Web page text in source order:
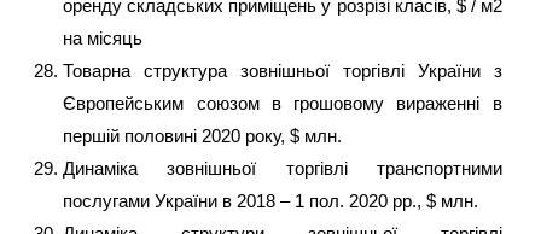
оренду складських приміщень у розрізі класів, $ / м2
на місяць
Товарна структура зовнішньої торгівлі України з
Європейським союзом в грошовому вираженні в
першій половині 2020 року, $ млн.
Динаміка зовнішньої торгівлі транспортними
послугами України в 2018 – 1 пол. 2020 рр., $ млн.